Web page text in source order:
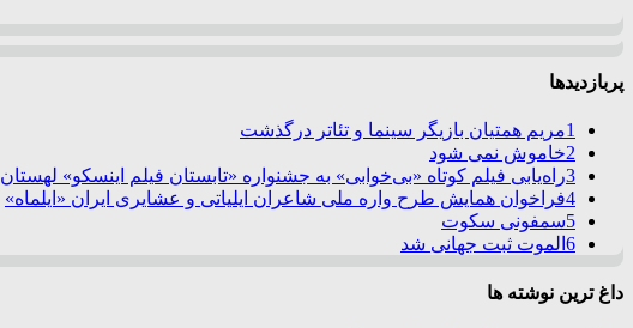
پربازدیدها
1مریم همتیان بازیگر سینما و تئاتر درگذشت
2خاموش نمی شود
3راه‌یابی فیلم کوتاه «بی‌خوابی» به جشنواره «تابستان فیلم اینسکو» لهستان
4فراخوان همایش طرح واره ملی شاعران ایلیاتی و عشایری ایران «ایلماه»
5سمفونی سکوت
6 الموت ثبت جهانی شد
داغ ترین نوشته ها